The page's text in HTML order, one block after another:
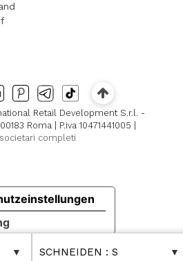
SCHNEIDEN : S
Retail Development S.r.l. -
Roma | P.iva 10471441005 |
completi